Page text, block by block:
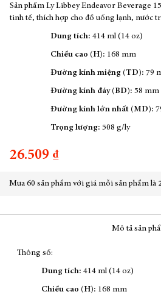
ảnhSản phẩm Ly Libbey Endeavor Beverage
tinh tế, thích hợp cho đồ uống lạnh, nước
Dung tích: 414 ml (14 oz)
Chiều cao (H): 168 mm
Đường kính miệng (TD): 79
Đường kính đáy (BD): 58 mm
Đường kính lớn nhất (MD):
Trọng lượng: 508 g/ly
26.509 ₫
Mua 60 sản phẩm với giá mỗi sản phẩm là
Mô tả sản
Thông số:
Dung tích: 414 ml (14 oz)
Chiều cao (H): 168 mm